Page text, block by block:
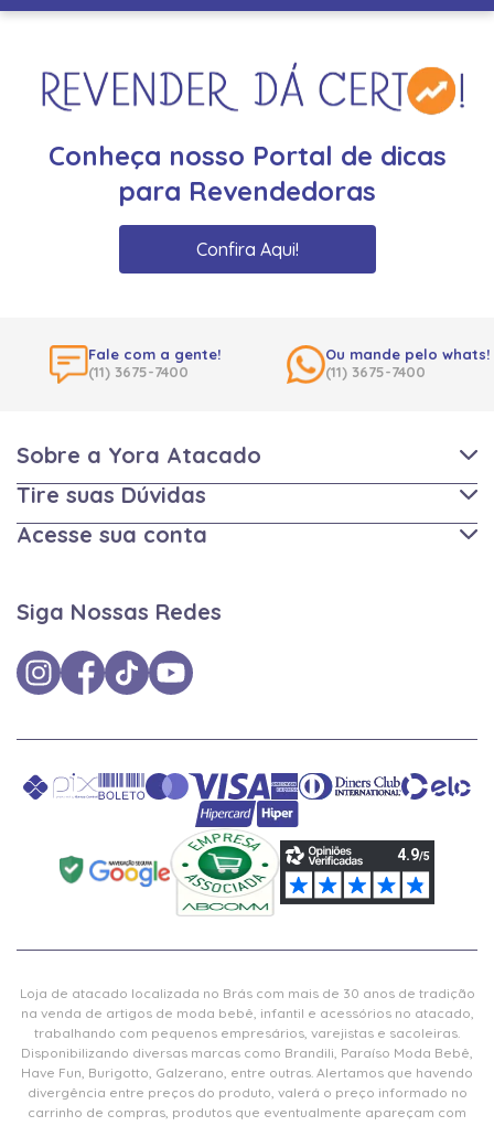
Conheça nosso Portal de dicas
para Revendedoras
Confira Aqui!
Fale com a gente!
(11) 3675-7400
Ou mande pelo whats!
(11) 3675-7400
Sobre a Yora Atacado
Tire suas Dúvidas
Acesse sua conta
Siga Nossas Redes
Loja de atacado localizada no Brás com mais de 30 anos de tradição
na venda de artigos de moda bebê, infantil e acessórios no atacado,
trabalhando com pequenos empresários, varejistas e sacoleiras.
Disponibilizando diversas marcas como Brandili, Paraíso Moda Bebê,
Have Fun, Burigotto, Galzerano, entre outras. Alertamos que havendo
divergência entre preços do produto, valerá o preço informado no
carrinho de compras, produtos que eventualmente apareçam com